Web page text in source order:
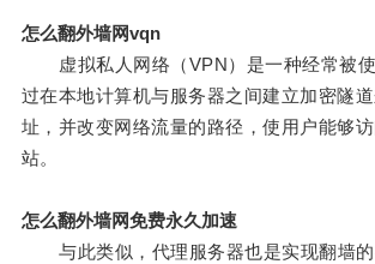
怎么翻外墙网vqn
虚拟私人网络（VPN）是一种经常被使
过在本地计算机与服务器之间建立加密隧
址，并改变网络流量的路径，使用户能够
站。
怎么翻外墙网免费永久加速
与此类似，代理服务器也是实现翻墙的